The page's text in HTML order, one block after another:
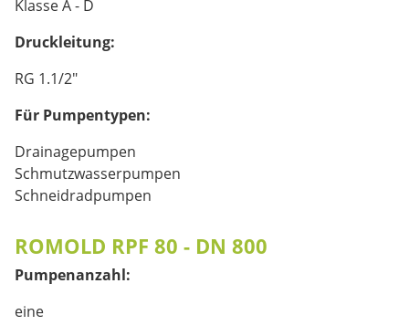
Klasse A - D
Druckleitung:
RG 1.1/2"
Für Pumpentypen:
Drainagepumpen
Schmutzwasserpumpen
Schneidradpumpen
ROMOLD RPF 80 - DN 800
Pumpenanzahl:
eine